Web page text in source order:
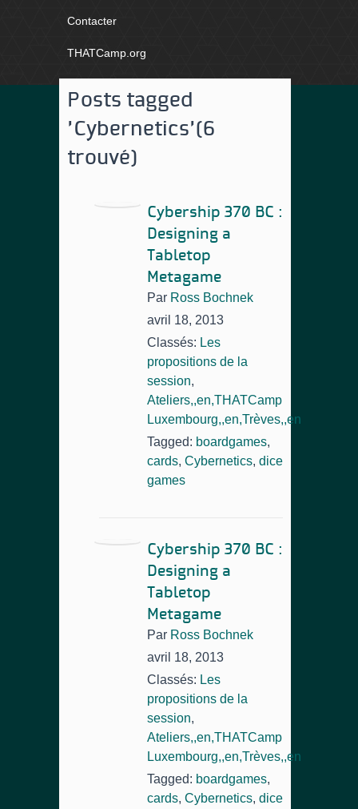
Contacter
THATCamp.org
Posts tagged
'Cybernetics'(6
trouvé)
Cybership 370 BC :
Designing a
Tabletop
Metagame
Par Ross Bochnek
avril 18, 2013
Classés: Les
propositions de la
session,
Ateliers,,en,THATCamp
Luxembourg,,en,Trèves,,en
Tagged: boardgames,
cards, Cybernetics, dice
games
Cybership 370 BC :
Designing a
Tabletop
Metagame
Par Ross Bochnek
avril 18, 2013
Classés: Les
propositions de la
session,
Ateliers,,en,THATCamp
Luxembourg,,en,Trèves,,en
Tagged: boardgames,
cards, Cybernetics, dice